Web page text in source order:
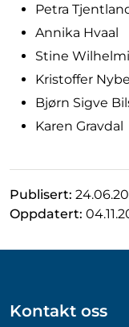
Petra
Annika Hvaal
Stine
Kristoffer
Bjørn Sigve
Karen Gravdal
Publisert:
Oppdatert:
Kontakt oss